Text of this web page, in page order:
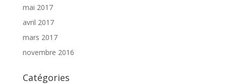
mai 2017
avril 2017
mars 2017
novembre 2016
Catégories